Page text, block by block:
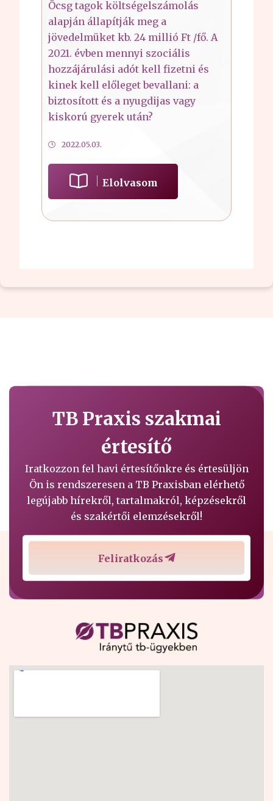
Öcsg tagok költségelszámolás
alapján állapítják meg a
jövedelmüket kb. 24 millió Ft /fő. A
2021. évben mennyi szociális
hozzájárulási adót kell fizetni és
kinek kell előleget bevallani: a
biztosított és a nyugdijas vagy
kiskorú gyerek után?
2022.05.03.
Elolvasom
TB Praxis szakmai
értesítő
Iratkozzon fel havi értesítőnkre és értesüljön
Ön is rendszeresen a TB Praxisban elérhető
legújabb hírekről, tartalmakról, képzésekről
és szakértői elemzésekről!
Feliratkozás